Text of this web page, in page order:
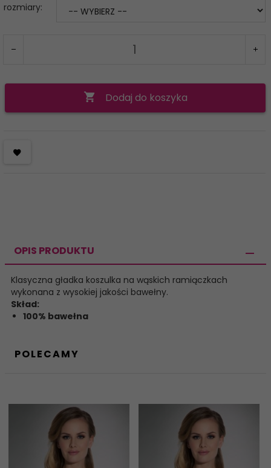
rozmiary:
Dodaj do koszyka
OPIS PRODUKTU
Klasyczna gładka koszulka na wąskich ramiączkach
wykonana z wysokiej jakości bawełny.
Skład:
100% bawełna
POLECAMY